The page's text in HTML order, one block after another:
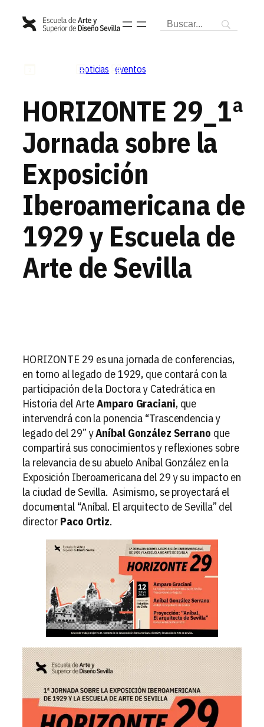
noticias eventos
HORIZONTE 29_1ª
Jornada sobre la
Exposición
Iberoamericana de
1929 y Escuela de
Arte de Sevilla
HORIZONTE 29 es una jornada de conferencias,
en torno al legado de 1929, que contará con la
participación de la Doctora y Catedrática en
Historia del ArteAmparo Graciani, que
intervendrá con la ponencia “Trascendencia y
legado del 29” yAníbal González Serrano que
compartirá sus conocimientos y reflexiones sobre
la relevancia de su abuelo Aníbal González en la
Exposición Iberoamericana del 29 y su impacto en
la ciudad de Sevilla. Asimismo, se proyectará el
documental “Aníbal. El arquitecto de Sevilla” del
director Paco Ortiz.